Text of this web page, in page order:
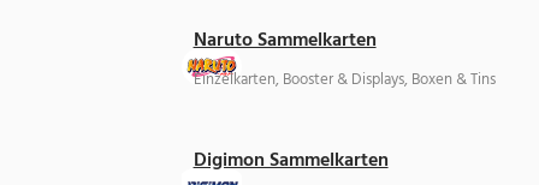
Naruto Sammelkarten
Einzelkarten, Booster & Displays, Boxen & Tins
Digimon Sammelkarten